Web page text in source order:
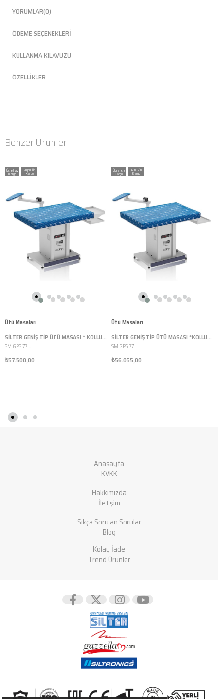
YORUMLAR(0)
ÖDEME SEÇENEKLERI
KULLANMA KILAVUZU
ÖZELLIKLER
Benzer Ürünler
Ütü Masaları
SİLTER GENİŞ TİP ÜTÜ MASASI * KOLLU - EL ÜTÜSÜ KOYMALI - BEZ DAHİL
SM GPS 77 U
₺57.500,00
Ücretsiz
Kargo
Ütü Masaları
SİLTER GENİŞ TİP ÜTÜ MASASI *KOLLU- SÜPER MİNİ (1-2 VE 3,5 LT ) İÇİN - BEZ DAHİL
SM GPS 77
₺56.055,00
Ücretsiz
Kargo
Anasayfa
KVKK
Hakkımızda
İletişim
Sıkça Sorulan Sorular
Blog
Kolay İade
Trend Ürünler